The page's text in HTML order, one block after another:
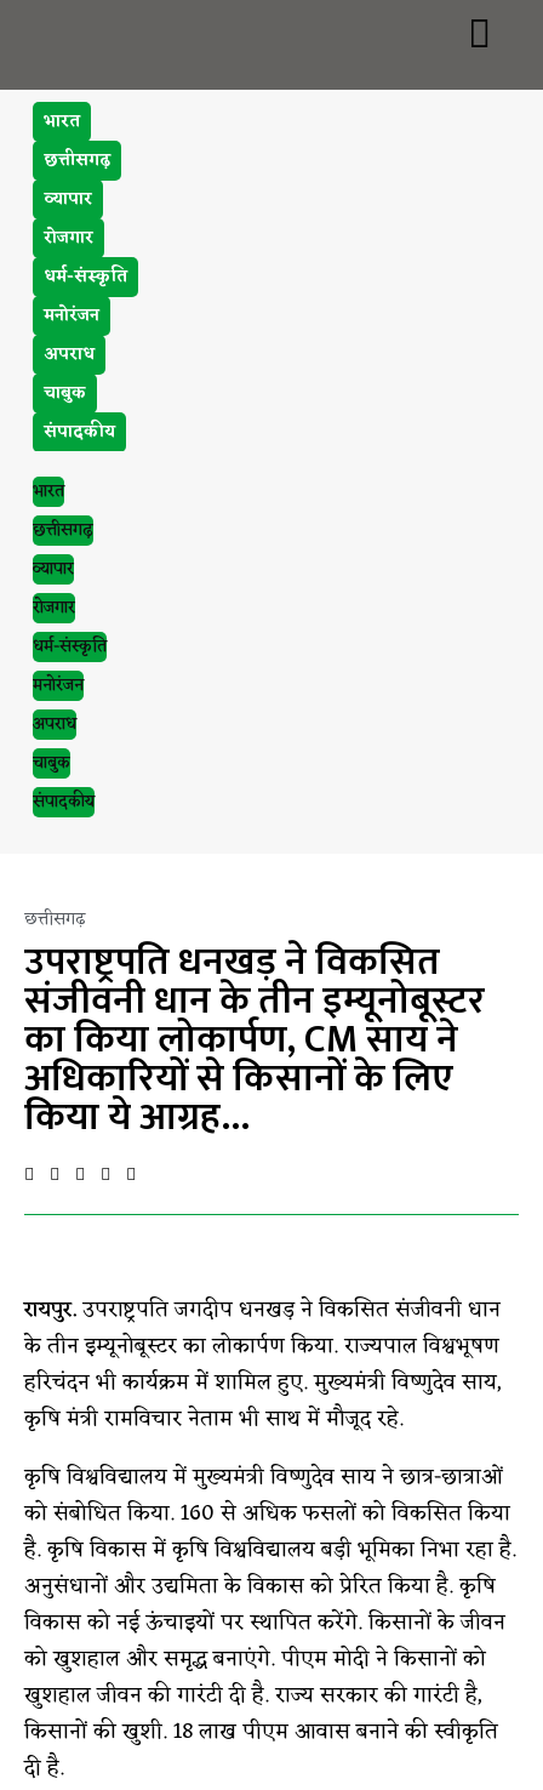
भारत
छत्तीसगढ़
व्यापार
रोजगार
धर्म-संस्कृति
मनोरंजन
अपराध
चाबुक
संपादकीय
भारत
छत्तीसगढ़
व्यापार
रोजगार
धर्म-संस्कृति
मनोरंजन
अपराध
चाबुक
संपादकीय
छत्तीसगढ़
उपराष्ट्रपति धनखड़ ने विकसित
संजीवनी धान के तीन इम्यूनोबूस्टर
का किया लोकार्पण, CM साय ने
अधिकारियों से किसानों के लिए
किया ये आग्रह…
रायपुर.उपराष्ट्रपति जगदीप धनखड़ ने विकसित संजीवनी धान
के तीन इम्यूनोबूस्टर का लोकार्पण किया. राज्यपाल विश्वभूषण
हरिचंदन भी कार्यक्रम में शामिल हुए. मुख्यमंत्री विष्णुदेव साय,
कृषि मंत्री रामविचार नेताम भी साथ में मौजूद रहे.
कृषि विश्वविद्यालय में मुख्यमंत्री विष्णुदेव साय ने छात्र-छात्राओं
को संबोधित किया. 160 से अधिक फसलों को विकसित किया
है. कृषि विकास में कृषि विश्वविद्यालय बड़ी भूमिका निभा रहा है.
अनुसंधानों और उद्यमिता के विकास को प्रेरित किया है. कृषि
विकास को नई ऊंचाइयों पर स्थापित करेंगे. किसानों के जीवन
को खुशहाल और समृद्ध बनाएंगे. पीएम मोदी ने किसानों को
खुशहाल जीवन की गारंटी दी है. राज्य सरकार की गारंटी है,
किसानों की खुशी. 18 लाख पीएम आवास बनाने की स्वीकृति
दी है.